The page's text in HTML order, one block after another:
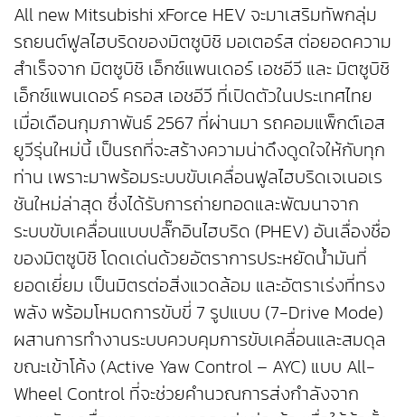
All new Mitsubishi xForce HEV จะมาเสริมทัพกลุ่ม
รถยนต์ฟูลไฮบริดของมิตซูบิชิ มอเตอร์ส ต่อยอดความ
สำเร็จจาก มิตซูบิชิ เอ็กซ์แพนเดอร์ เอชอีวี และ มิตซูบิชิ
เอ็กซ์แพนเดอร์ ครอส เอชอีวี ที่เปิดตัวในประเทศไทย
เมื่อเดือนกุมภาพันธ์ 2567 ที่ผ่านมา รถคอมแพ็กต์เอส
ยูวีรุ่นใหม่นี้ เป็นรถที่จะสร้างความน่าดึงดูดใจให้กับทุก
ท่าน เพราะมาพร้อมระบบขับเคลื่อนฟูลไฮบริดเจเนอเร
ชันใหม่ล่าสุด ซึ่งได้รับการถ่ายทอดและพัฒนาจาก
ระบบขับเคลื่อนแบบปลั๊กอินไฮบริด (PHEV) อันเลื่องชื่อ
ของมิตซูบิชิ โดดเด่นด้วยอัตราการประหยัดน้ำมันที่
ยอดเยี่ยม เป็นมิตรต่อสิ่งแวดล้อม และอัตราเร่งที่ทรง
พลัง พร้อมโหมดการขับขี่ 7 รูปแบบ (7-Drive Mode)
ผสานการทำงานระบบควบคุมการขับเคลื่อนและสมดุล
ขณะเข้าโค้ง (Active Yaw Control – AYC) แบบ All-
Wheel Control ที่จะช่วยคำนวณการส่งกำลังจาก